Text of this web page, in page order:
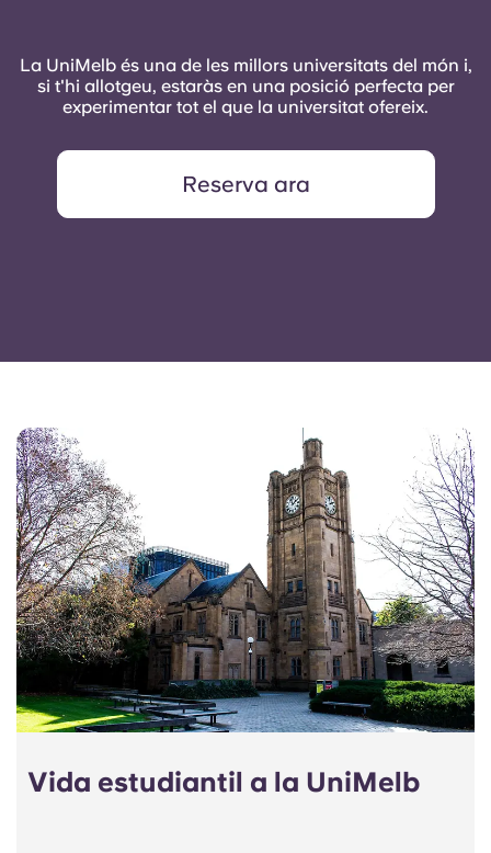
La UniMelb és una de les millors universitats del món i,
si t'hi allotgeu, estaràs en una posició perfecta per
experimentar tot el que la universitat ofereix.
Reserva ara
Vida estudiantil a la UniMelb